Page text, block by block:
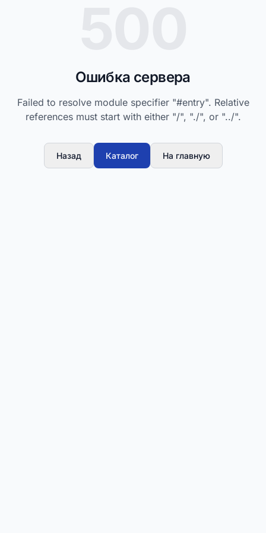
Ошибка сервера
Failed to resolve module specifier "#entry". Relative
references must start with either "/", "./", or "../".
Назад Каталог На главную